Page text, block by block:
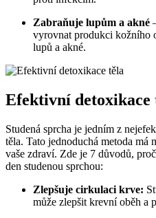
Zabraňuje lupům a akné
vyrovnat produkci kožního
lupů a akné.
Efektivní detoxikace
Studená sprcha je jedním z
těla. Tato jednoduchá metoda
vaše zdraví. Zde je 7 důvodů,
den studenou sprchou:
Zlepšuje cirkulaci krve:
může zlepšit krevní oběh a